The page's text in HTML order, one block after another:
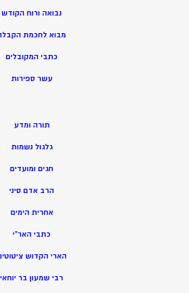
נבואה ורוח הקודש
מבוא לחכמת
כתבי המקובלים
עשר ספירות
תורה ומדע
גלגול נשמות
חגים ומועדים
הרב אדם סיני
אחרית הימים
כתבי האר”י
הארי הקדוש
רבי שמעון בר יוחאי